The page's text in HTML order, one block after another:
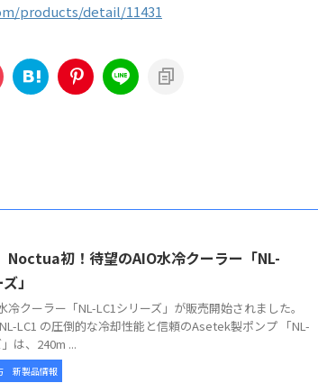
products/detail/11431
Noctua初！待望のAIO水冷クーラー「NL-
」
冷クーラー「NL-LC1シリーズ」が販売開始されました。
LC1 の圧倒的な冷却性能と信頼のAsetek製ポンプ 「NL-
は、240m ...
新製品情報